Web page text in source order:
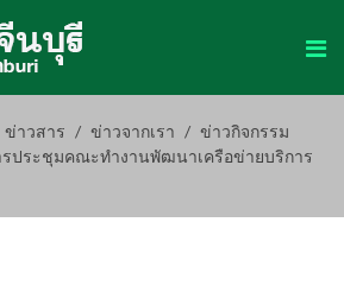
ข่าวสาร ข่าวจากเรา
ข่าวกิจกรรม
รประชุมคณะทำงานพัฒนาเครือข่ายบริการ